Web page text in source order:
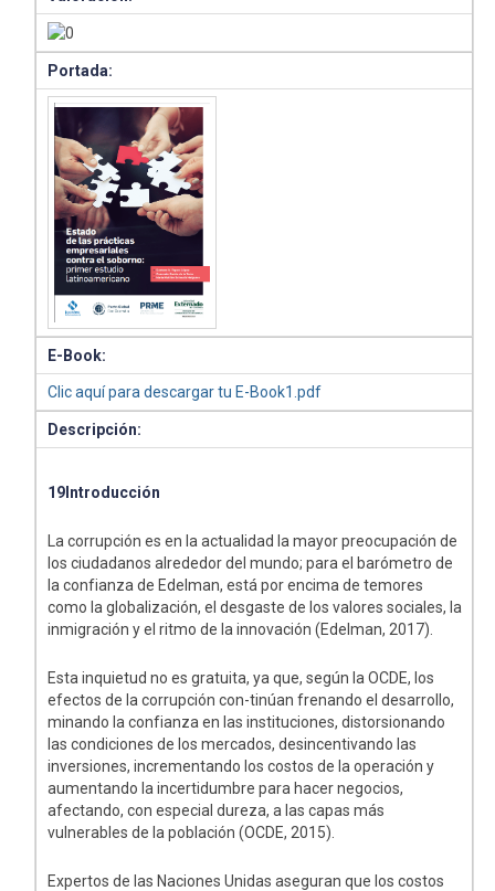
Portada:
E-Book:
Clic aquí para descargar tu E-Book1.pdf
Descripción:
19Introducción
La corrupción es en la actualidad la mayor preocupación de
los ciudadanos alrededor del mundo; para el barómetro de
la confianza de Edelman, está por encima de temores
como la globalización, el desgaste de los valores sociales, la
inmigración y el ritmo de la innovación (Edelman, 2017).
Esta inquietud no es gratuita, ya que, según la OCDE, los
efectos de la corrupción con-tinúan frenando el desarrollo,
minando la confianza en las instituciones, distorsionando
las condiciones de los mercados, desincentivando las
inversiones, incrementando los costos de la operación y
aumentando la incertidumbre para hacer negocios,
afectando, con especial dureza, a las capas más
vulnerables de la población (OCDE, 2015).
Expertos de las Naciones Unidas aseguran que los costos